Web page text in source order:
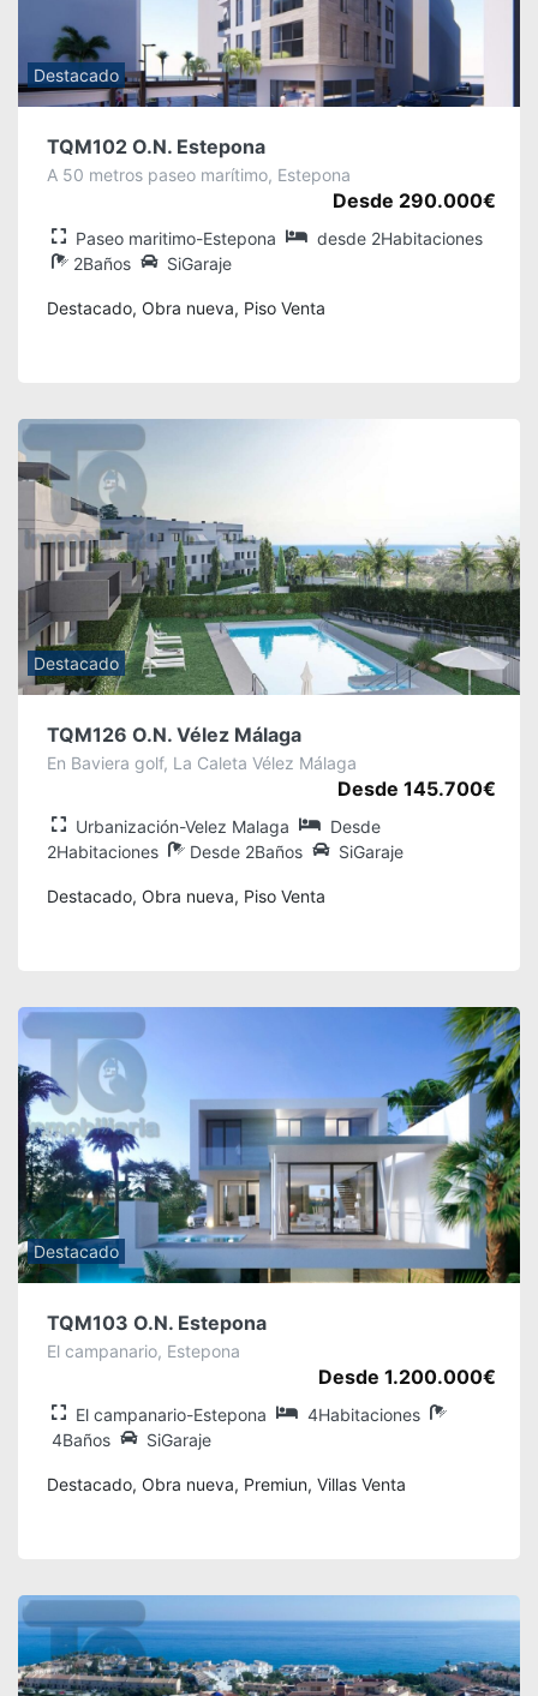
Desde 290.000€
Destacado
TQM102 O.N. Estepona
A 50 metros paseo marítimo, Estepona
Paseo maritimo-Estepona
desde 2Habitaciones
2Baños
SiGaraje
Destacado, Obra nueva, Piso Venta
Desde 145.700€
Destacado
TQM126 O.N. Vélez Málaga
En Baviera golf, La Caleta Vélez Málaga
Urbanización-Velez Malaga
Desde
2Habitaciones
Desde 2Baños SiGaraje
Destacado, Obra nueva, Piso Venta
Desde 1.200.000€
Destacado
TQM103 O.N. Estepona
El campanario, Estepona
El campanario-Estepona
4Habitaciones
4Baños
SiGaraje
Destacado, Obra nueva, Premiun, Villas Venta